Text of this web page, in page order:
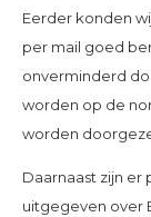
Eerder konden
per mail goed
onverminderd
worden op de
worden
Daarnaast zijn
uitgegeven over